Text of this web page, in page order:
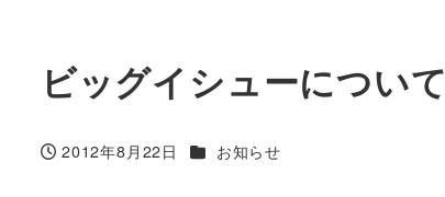
ビッグイシューについて
投稿日
2012年8月22日 カテゴリー
お知らせ